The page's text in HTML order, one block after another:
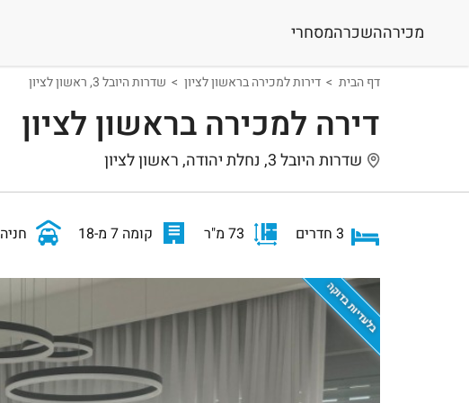
מכירההשכרהמסחרי
דף הבית דירות למכירה בראשון לציון שדרות היובל 3, ראשון לציון
דירה למכירה בראשון לציון
שדרות היובל 3, נחלת יהודה, ראשון לציון
3 חדרים 73 מ"ר קומה 7 מ-18 חניה
בלעדיות בדוקה